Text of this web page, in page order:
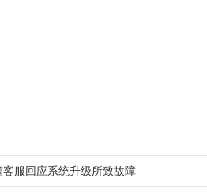
客服回应系统升级所致故障